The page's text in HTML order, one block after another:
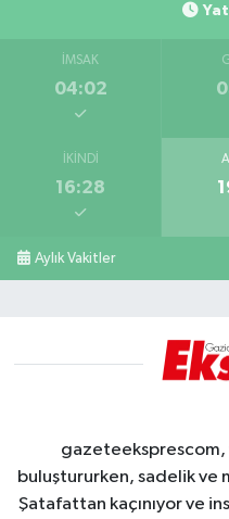
İMSAK
04:02
İKINDI
16:28
Aylık Vakitler
gazeteeksprescom,
buluştururken, sadelik ve
Şatafattan kaçınıyor ve